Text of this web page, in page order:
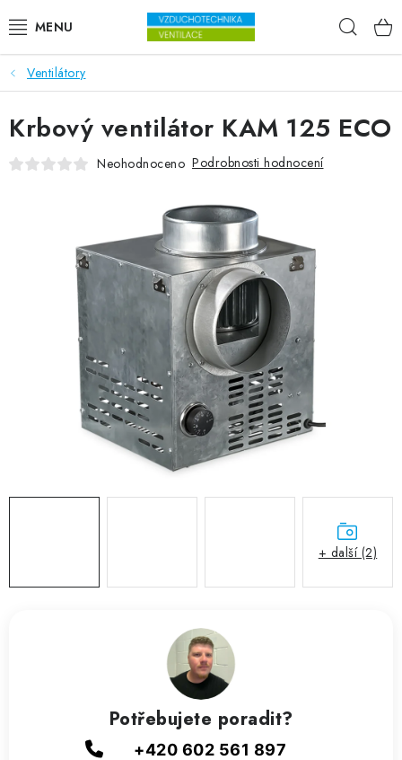
VENTILÁTORY
VZDUCHOTECHNIKA
REKUPERACE
ÚPRAVA VZDUCHU
ODVLHČOVAČE
ZVLHČOVAČE VZDUCHU PRŮMYSLOVÉ
NAHŘÍVACÍ POLŠTÁŘEK S LÁVOVÝM PÍSKEM
VÝPRODEJ
Ventilátory
Krbový ventilátor KAM 125 ECO
Neohodnoceno Podrobnosti hodnocení
+ další (2)
Potřebujete poradit?
+420 602 561 897